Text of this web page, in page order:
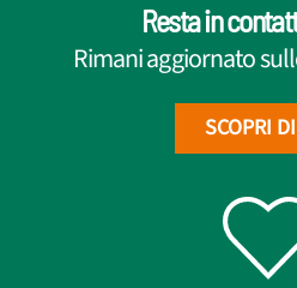
Resta in
Rimani aggiornato
SCOPRI